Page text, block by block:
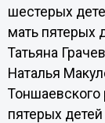
шестерых
мать пятерых
Татьяна
Наталья
Тоншаевского
пятерых